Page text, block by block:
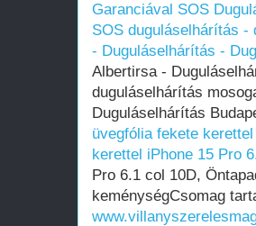
Garanciával SOS
SOS duguláselhárítás
- Duguláselhárítás -
Albertirsa -
duguláselhárítás
Duguláselhárítás
üvegfólia fekete
kerettel iPhone 15 Pro
Pro 6.1 col 10D,
keménységCsomag